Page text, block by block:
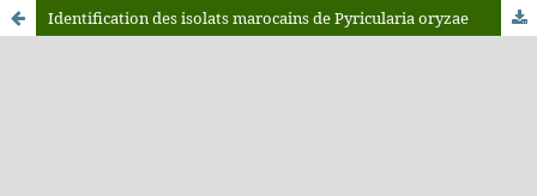
Identification des isolats marocains de Pyricularia oryzae